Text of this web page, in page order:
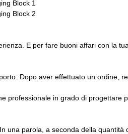
E per fare buoni affari con la
Dopo aver effettuato un ordine,
professionale in grado di progettare
una parola, a seconda della quantità